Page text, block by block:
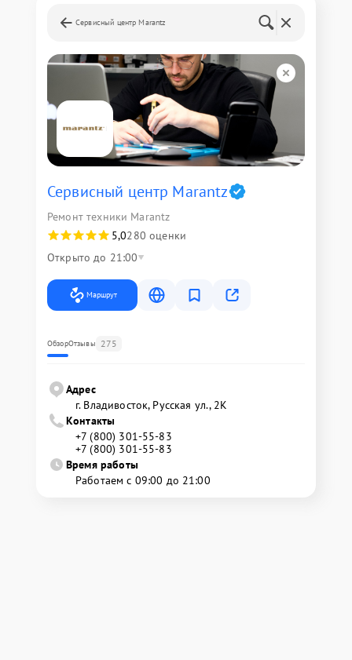
Сервисный центр Marantz
Сервисный центр Marantz
Ремонт техники Marantz
5,0280 оценки
Открыто до 21:00
Маршрут
ОбзорОтзывы 275
Адрес
г. Владивосток, Русская ул., 2К
Контакты
+7 (800) 301-55-83
+7 (800) 301-55-83
Время работы
Работаем с 09:00 до 21:00